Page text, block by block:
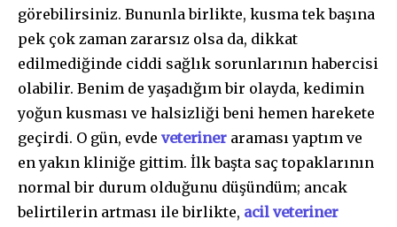
görebilirsiniz. Bununla birlikte, kusma tek başına
pek çok zaman zararsız olsa da, dikkat
edilmediğinde ciddi sağlık sorunlarının habercisi
olabilir. Benim de yaşadığım bir olayda, kedimin
yoğun kusması ve halsizliği beni hemen harekete
geçirdi. O gün, evde veteriner araması yaptım ve
en yakın kliniğe gittim. İlk başta saç topaklarının
normal bir durum olduğunu düşündüm; ancak
belirtilerin artması ile birlikte, acil veteriner